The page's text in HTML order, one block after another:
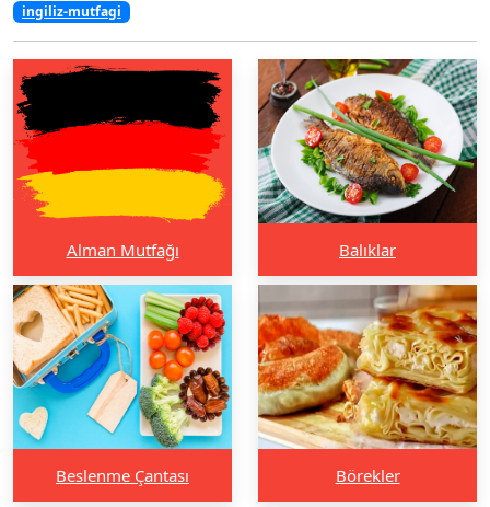
ingiliz-mutfagi
Alman Mutfağı Balıklar
Beslenme Çantası Börekler